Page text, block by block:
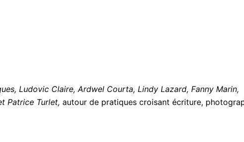
Ludovic Claire, Ardwel Courta, Lindy Lazard, Fanny Marin,
Patrice Turlet, autour de pratiques croisant écriture,